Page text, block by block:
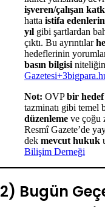
işveren/çalışan
hatta istifa edenlerin
yıl gibi şartlardan
çıktı. Bu ayrıntılar
hedeflerinin
basın bilgisi
Not: OVPbir hedef
tazminatı gibi temel
düzenleme ve çoğu
Resmî Gazete’de
dek mevcut hukuk
Bilişim Derneği
2) Bugün